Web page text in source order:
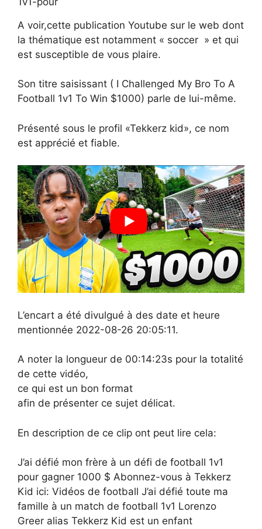
A voir,cette publication Youtube sur le web dont
la thématique est notamment « soccer » et qui
est susceptible de vous plaire.
Son titre saisissant ( I Challenged My Bro To A
Football 1v1 To Win $1000) parle de lui-même.
Présenté sous le profil «Tekkerz kid», ce nom
est apprécié et fiable.
L’encart a été divulgué à des date et heure
mentionnée 2022-08-26 20:05:11.
A noter la longueur de 00:14:23s pour la totalité
de cette vidéo,
ce qui est un bon format
afin de présenter ce sujet délicat.
En description de ce clip ont peut lire cela:
J’ai défié mon frère à un défi de football 1v1
pour gagner 1000 $ Abonnez-vous à Tekkerz
Kid ici: Vidéos de football J’ai défié toute ma
famille à un match de football 1v1 Lorenzo
Greer alias Tekkerz Kid est un enfant